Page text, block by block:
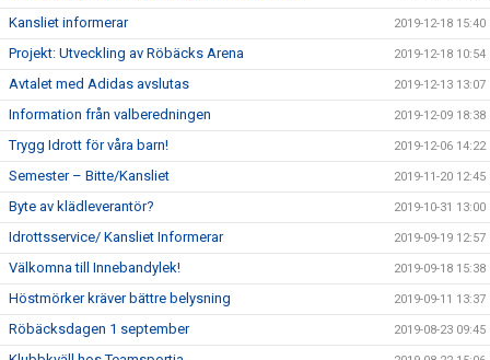
Kansliet informerar 2019-12-18 15:40
Projekt: Utveckling av Röbäcks Arena 2019-12-18 10:54
Avtalet med Adidas avslutas 2019-12-13 13:07
Information från valberedningen 2019-12-09 18:38
Trygg Idrott för våra barn! 2019-12-06 14:22
Semester – Bitte/Kansliet 2019-11-20 12:45
Byte av klädleverantör? 2019-10-31 13:00
Idrottsservice/ Kansliet Informerar 2019-09-19 12:57
Välkomna till Innebandylek! 2019-09-18 15:38
Höstmörker kräver bättre belysning 2019-09-11 13:37
Röbäcksdagen 1 september 2019-08-23 09:45